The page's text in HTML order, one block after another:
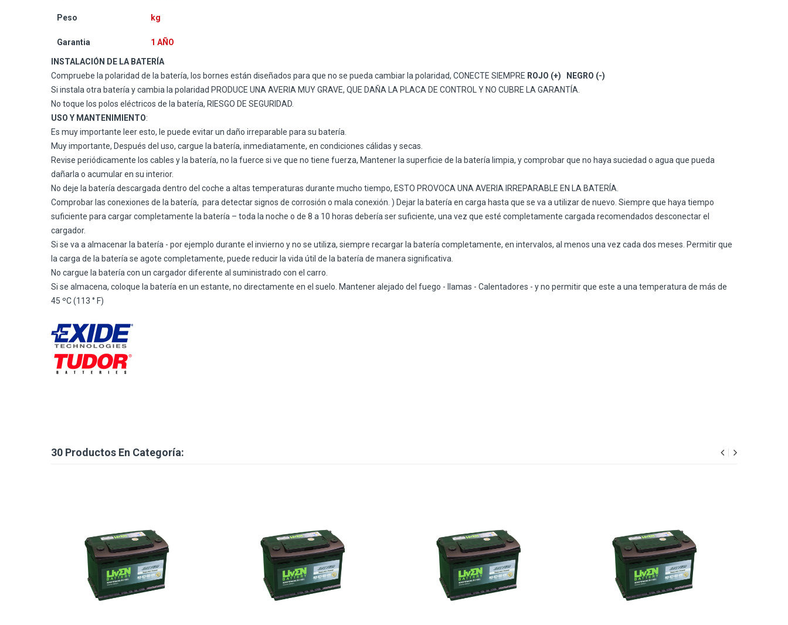
Peso kg
Garantia 1 AÑO
INSTALACIÓN DE LA BATERÍA
Compruebe la polaridad de la batería, los bornes están diseñados para que no se pueda cambiar la polaridad, CONECTE SIEMPRE ROJO (+)
NEGRO (-)
Si instala otra batería y cambia la polaridad PRODUCE UNA AVERIA MUY GRAVE, QUE DAÑA LA PLACA DE CONTROL Y NO CUBRE LA GARANTÍA.
No toque los polos eléctricos de la batería, RIESGO DE SEGURIDAD.
USO Y MANTENIMIENTO:
Es muy importante leer esto, le puede evitar un daño irreparable para su batería.
Muy importante, Después del uso, cargue la batería, inmediatamente, en condiciones cálidas y secas.
Revise periódicamente los cables y la batería, no la fuerce si ve que no tiene fuerza, Mantener la superficie de la batería limpia, y comprobar que no haya suciedad o agua que pueda
dañarla o acumular en su interior.
No deje la batería descargada dentro del coche a altas temperaturas durante mucho tiempo, ESTO PROVOCA UNA AVERIA IRREPARABLE EN LA BATERÍA.
Comprobar las conexiones de la batería, para detectar signos de corrosión o mala conexión. ) Dejar la batería en carga hasta que se va a utilizar de nuevo. Siempre que haya tiempo
suficiente para cargar completamente la batería – toda la noche o de 8 a 10 horas debería ser suficiente, una vez que esté completamente cargada recomendados desconectar el
cargador.
Si se va a almacenar la batería - por ejemplo durante el invierno y no se utiliza, siempre recargar la batería completamente, en intervalos, al menos una vez cada dos meses. Permitir que
la carga de la batería se agote completamente, puede reducir la vida útil de la batería de manera significativa.
No cargue la batería con un cargador diferente al suministrado con el carro.
Si se almacena, coloque la batería en un estante, no directamente en el suelo. Mantener alejado del fuego - llamas - Calentadores - y no permitir que este a una temperatura de más de
45 ºC (113 ° F)
30 Productos En Categoría: